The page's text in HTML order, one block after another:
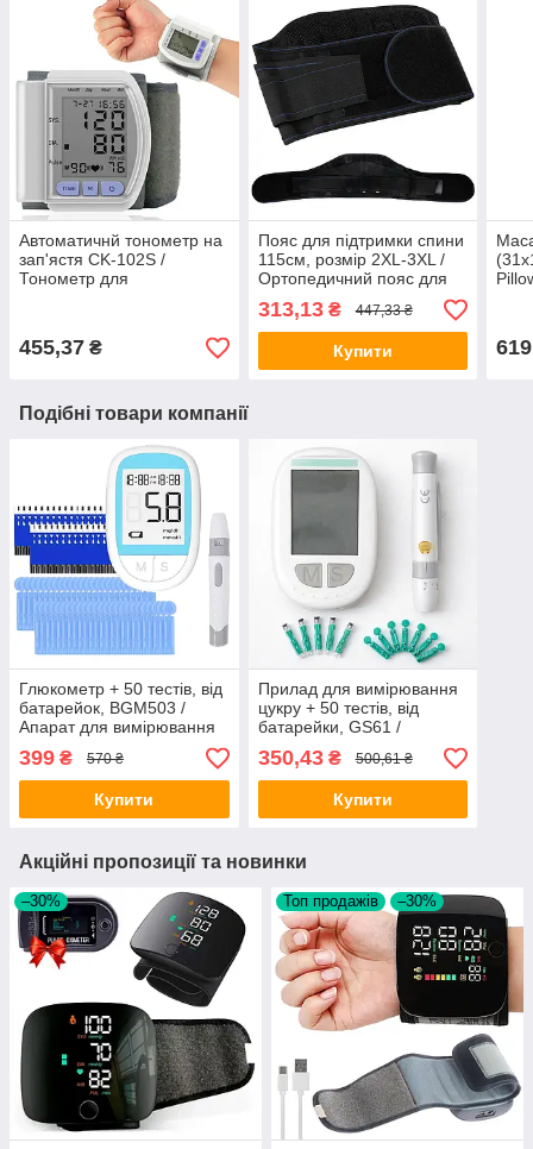
Автоматичнй тонометр на
зап'ястя CK-102S /
Тонометр для
455,37 ₴
Пояс для підтримки спини
115см, розмір 2XL-3XL /
Ортопедичний пояс для
корекції осанки / Пояс для
попереку
313,13₴ 447,33 ₴
Купити 619
Подібні товари компанії
Глюкометр + 50 тестів, від
батарейок, BGM503 /
Апарат для вимірювання
цукру / Вимірювач цукру в
крові
399 ₴ 570 ₴
Купити
Прилад для вимірювання
цукру + 50 тестів, від
батарейки, GS61 /
цукру в крові
350,43₴ 500,61 ₴
Купити
Акційні пропозиції та новинки
–30% Топ продажів –30%